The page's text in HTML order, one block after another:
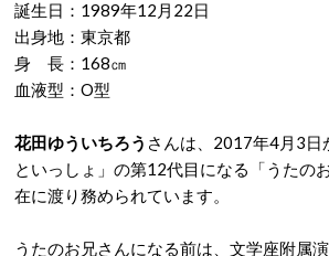
誕生日：1989年12月22日
出身地：東京都
身 長：168㎝
血液型：O型
花田ゆういちろう さんは、2017年4月3日
といっしょ」の第12代目になる「うたの
在に渡り務められています。
うたのお兄さんになる前は、文学座附属